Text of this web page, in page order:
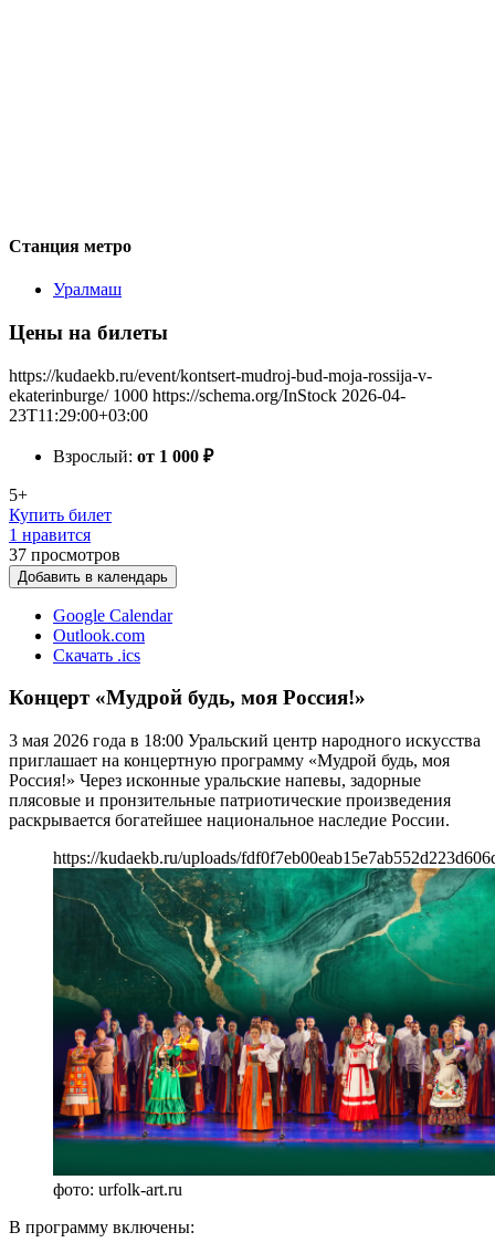
Станция метро
Уралмаш
Цены на билеты
https://kudaekb.ru/event/kontsert-mudroj-bud-moja-rossija-v-
ekaterinburge/ 1000 https://schema.org/InStock 2026-04-
23T11:29:00+03:00
Взрослый: от 1 000 ₽
5+
Купить билет
1 нравится
37 просмотров
Добавить в календарь
Google Calendar
Outlook.com
Скачать .ics
Концерт «Мудрой будь, моя Россия!»
3 мая 2026 года в 18:00 Уральский центр народного искусства
приглашает на концертную программу «Мудрой будь, моя
Россия!» Через исконные уральские напевы, задорные
плясовые и пронзительные патриотические произведения
раскрывается богатейшее национальное наследие России.
https://kudaekb.ru/uploads/
фото: urfolk-art.ru
В программу включены: